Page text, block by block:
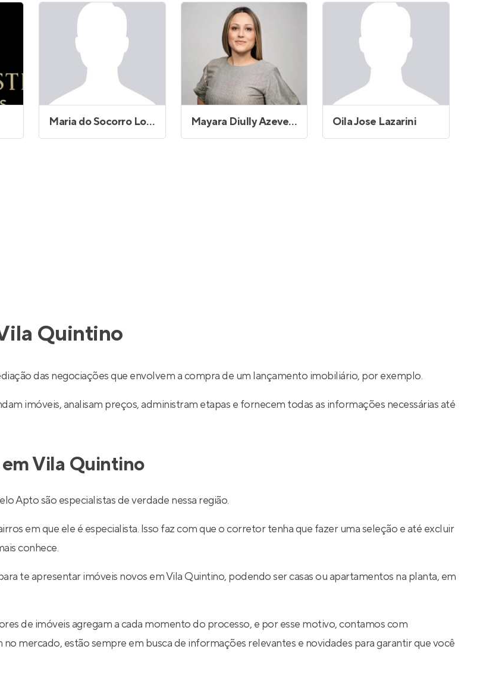
Entrar no Apto
Maria do Socorro Lopes Mayara Diully Azevedo Pereira Oila Jose Lazarini
Quintino
das negociações que envolvem a compra de um lançamento imobiliário, por exemplo.
imóveis, analisam preços, administram etapas e fornecem todas as informações necessárias até
Vila Quintino
Apto são especialistas de verdade nessa região.
em que ele é especialista. Isso faz com que o corretor tenha que fazer uma seleção e até excluir
conhece.
te apresentar imóveis novos em Vila Quintino, podendo ser casas ou apartamentos na planta, em
de imóveis agregam a cada momento do processo, e por esse motivo, contamos com
mercado, estão sempre em busca de informações relevantes e novidades para garantir que você